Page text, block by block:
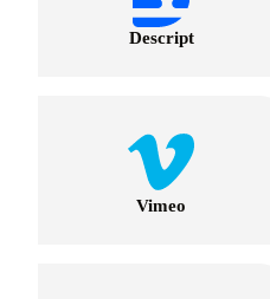
Descript
Vimeo